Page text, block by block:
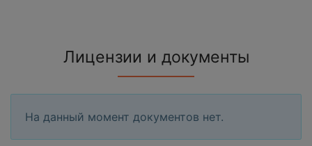
Лицензии и документы
На данный момент документов нет.